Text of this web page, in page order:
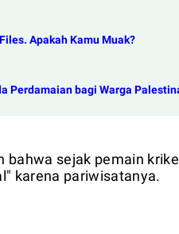
Apakah Kamu Muak?
Perdamaian bagi Warga
sejak pemain
karena pariwisatanya.